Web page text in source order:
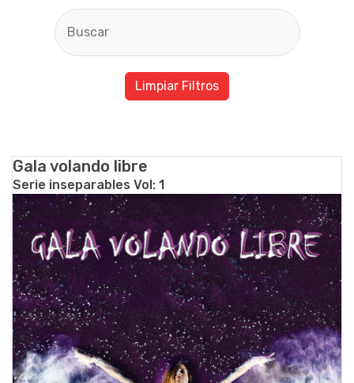
Limpiar Filtros
Gala volando libre
Serie inseparables Vol: 1